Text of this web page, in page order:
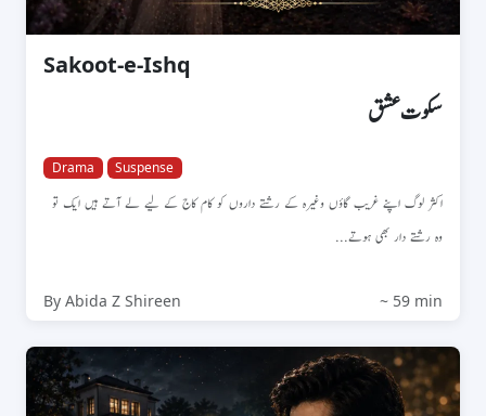
Sakoot-e-Ishq
سکوت عشق
Drama Suspense
اکثر لوگ اپنے غریب گاؤں وغیرہ کے رشتے داروں کو کام کاج کے لیے لے آتے ہیں ایک تو
وہ رشتے دار بھی ہوتے...
By Abida Z Shireen ~ 59 min